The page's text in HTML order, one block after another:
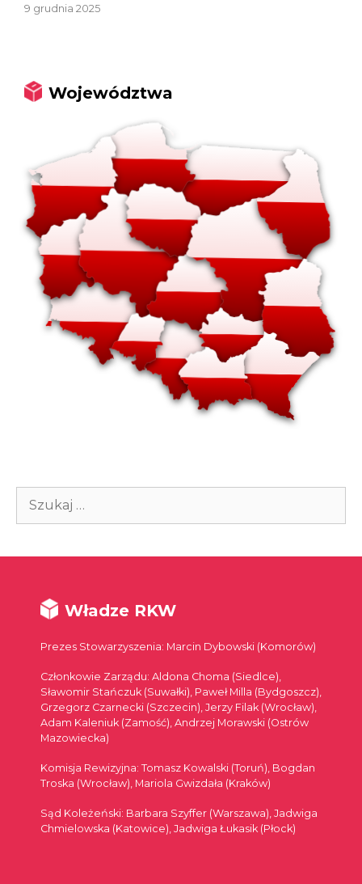
9 grudnia 2025
Województwa
Szukaj:
Władze RKW
Prezes Stowarzyszenia: Marcin Dybowski (Komorów)
Członkowie Zarządu: Aldona Choma (Siedlce),
Sławomir Stańczuk (Suwałki), Paweł Milla (Bydgoszcz),
Grzegorz Czarnecki (Szczecin), Jerzy Filak (Wrocław),
Adam Kaleniuk (Zamość), Andrzej Morawski (Ostrów
Mazowiecka)
Komisja Rewizyjna: Tomasz Kowalski (Toruń), Bogdan
Troska (Wrocław), Mariola Gwizdała (Kraków)
Sąd Koleżeński: Barbara Szyffer (Warszawa), Jadwiga
Chmielowska (Katowice), Jadwiga Łukasik (Płock)